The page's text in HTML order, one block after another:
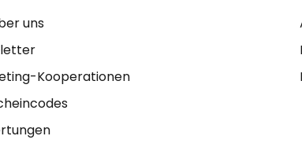
uns
Kooperationen